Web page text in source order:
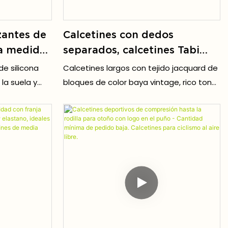
de
medida,
silicona
suela y
mayor
en suelos
tracción
cirugía o
Calcetines con dedos
separados, calcetines Tabi
elásticos de dos dedos para
chanclas, calcetines estilo
unisex para hombres y
mujeres.
Calcetines largos con tejido jacquard de
bloques de color baya vintage, rico tono